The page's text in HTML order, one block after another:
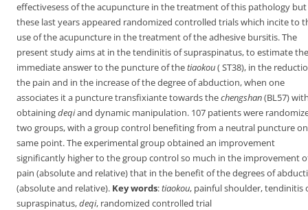
effectivesess of the acupuncture in the treatment of this pathology but
these last years appeared randomized controlled trials which incite to
use of the acupuncture in the treatment of the adhesive bursitis. The
present study aims at in the tendinitis of supraspinatus, to estimate the
immediate answer to the puncture of thetiaokou( ST38), in the
the pain and in the increase of the degree of abduction, when one
associates it a puncture transfixiante towards thechengshan(BL57)
obtainingdeqiand dynamic manipulation. 107 patients were
two groups, with a group control benefiting from a neutral puncture
same point. The experimental group obtained an improvement
significantly higher to the group control so much in the improvement
pain (absolute and relative) that in the benefit of the degrees of
(absolute and relative). Key words:tiaokou, painful shoulder, tendinitis
supraspinatus,deqi, randomized controlled trial